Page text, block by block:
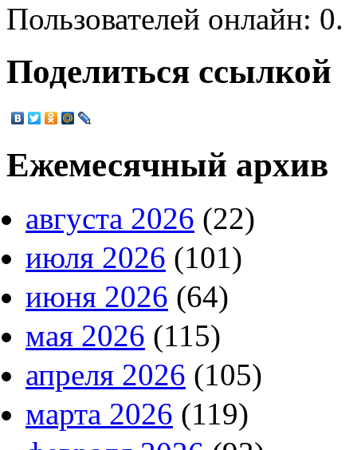
Пользователей онлайн: 0.
Поделиться ссылкой
Ежемесячный архив
августа 2026 (22)
июля 2026 (101)
июня 2026 (64)
мая 2026 (115)
апреля 2026 (105)
марта 2026 (119)